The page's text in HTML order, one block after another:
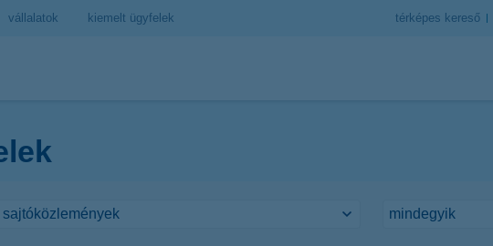
vállalatok kiemelt ügyfelek térképes kereső